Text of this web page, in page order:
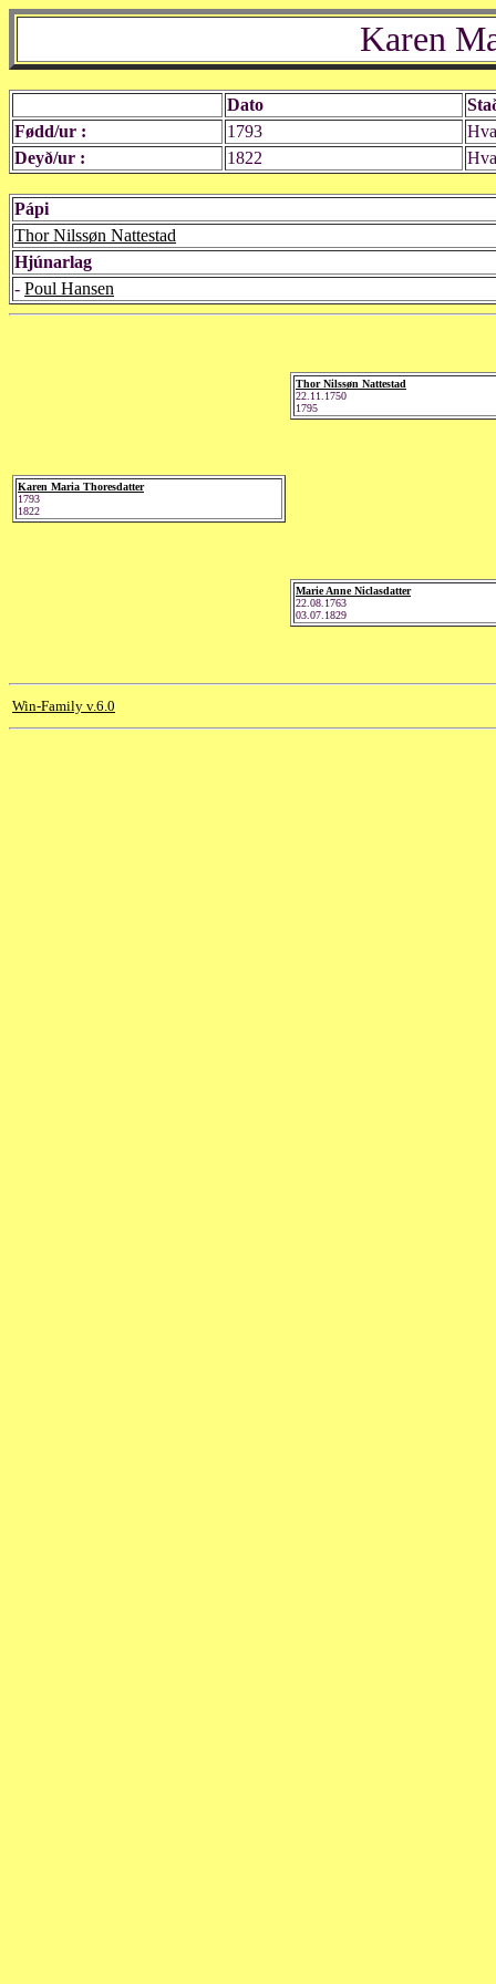
Karen
Dato
Fødd/ur :
1793
Deyð/ur :
1822
Pápi
Thor Nilssøn Nattestad
Hjúnarlag
- Poul Hansen
Karen Maria Thoresdatter
1793
1822
Thor Nilssøn Nattestad
22.11.1750
1795
Marie Anne Niclasdatter
22.08.1763
03.07.1829
Win-Family v.6.0